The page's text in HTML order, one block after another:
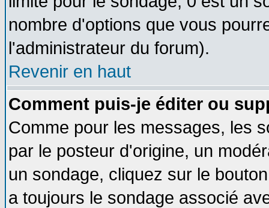
nombre d'options que vous
l'administrateur du forum).
Revenir en haut
Comment puis-je éditer ou
Comme pour les messages, les
par le posteur d'origine, un
un sondage, cliquez sur le
a toujours le sondage associé